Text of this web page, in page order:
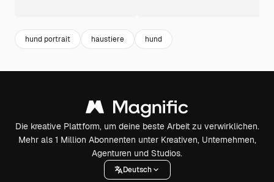
hund portrait haustiere hund
Die kreative Plattform, um deine beste Arbeit zu verwirklichen.
Mehr als 1 Million Abonnenten unter Kreativen, Unternehmen,
Agenturen und Studios.
Deutsch